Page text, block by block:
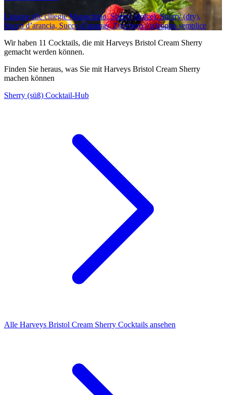
Liquore alle ciliegie Maraschino, Sherry (dolce), Sherry (dry),
Succo d’arancia, Succo d’ananas, Zucchero / sciroppo semplice
Wir haben 11 Cocktails, die mit Harveys Bristol Cream Sherry
gemacht werden können.
Finden Sie heraus, was Sie mit Harveys Bristol Cream Sherry
machen können
Sherry (süß) Cocktail-Hub
Alle Harveys Bristol Cream Sherry Cocktails ansehen